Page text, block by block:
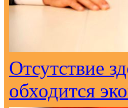
Отсутствие
обходится